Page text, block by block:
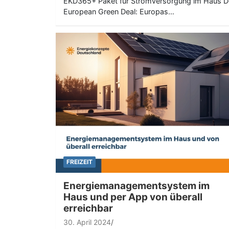
European Green Deal: Europas…
FREIZEIT
Energiemanagementsystem im
Haus und per App von überall
erreichbar
30. April 2024